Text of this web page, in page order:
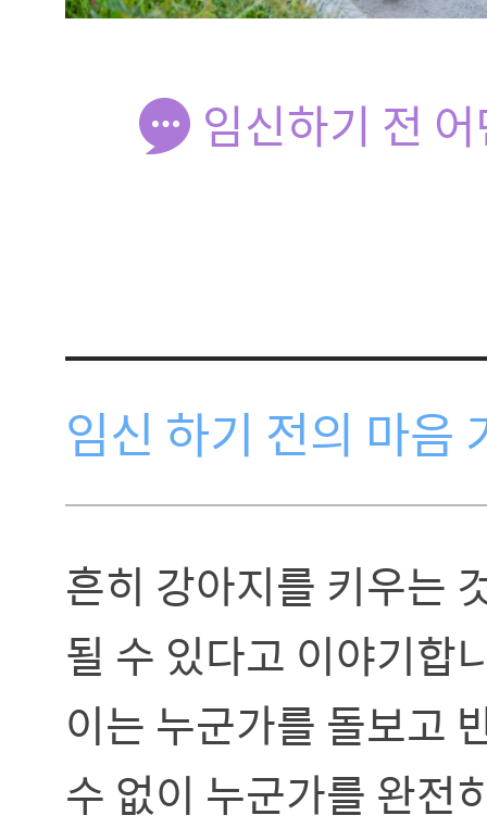
임신하기 전
임신 하기 전의 마음
흔히 강아지를 키우는
될 수 있다고 이야기합
이는 누군가를 돌보고
수 없이 누군가를 완전